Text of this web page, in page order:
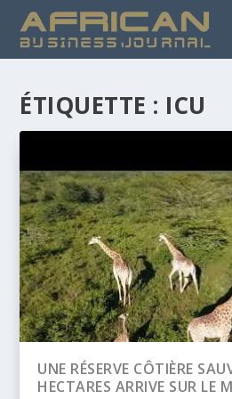
ÉTIQUETTE : ICU
BANQUE AFRICAINE DE
(BAD) – ASSEMBLÉE